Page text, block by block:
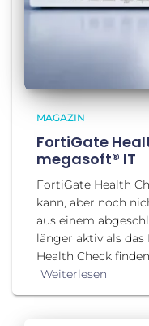
MAGAZIN
FortiGate
megasoft® IT
FortiGate Health
kann, aber noch
aus einem
länger aktiv als
Health Check
Weiterlesen